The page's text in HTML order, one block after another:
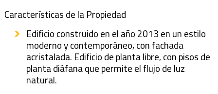
Características de la Propiedad
Edificio construido en el año 2013 en un estilo
moderno y contemporáneo, con fachada
acristalada. Edificio de planta libre, con pisos de
planta diáfana que permite el flujo de luz
natural.